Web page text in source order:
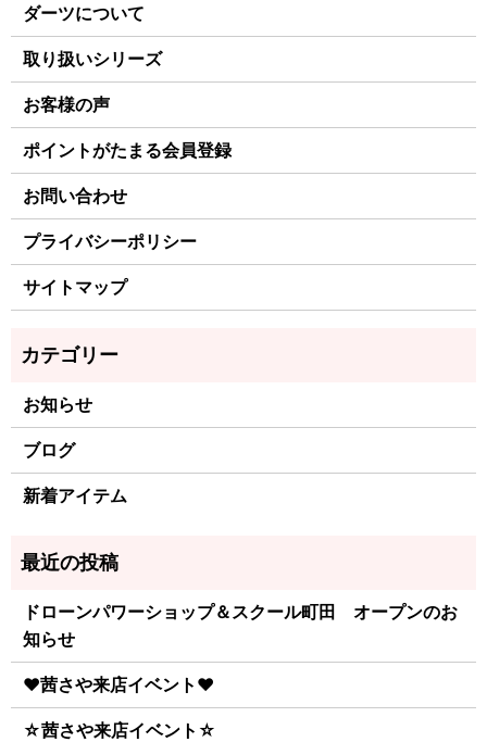
ダーツについて
取り扱いシリーズ
お客様の声
ポイントがたまる会員登録
お問い合わせ
プライバシーポリシー
サイトマップ
お知らせ
ブログ
新着アイテム
ドローンパワーショップ＆スクール町田 オープンのお
知らせ
♥茜さや来店イベント♥
☆茜さや来店イベント☆